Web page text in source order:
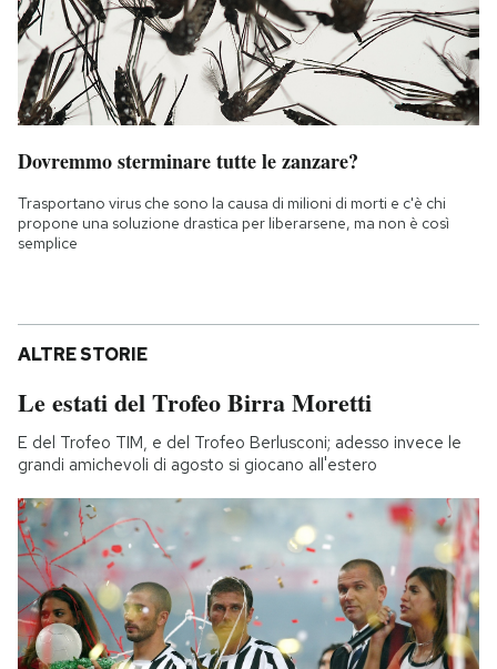
Dovremmo sterminare tutte le zanzare?
Trasportano virus che sono la causa di milioni di morti e c'è chi
propone una soluzione drastica per liberarsene, ma non è così
semplice
ALTRE STORIE
Le estati del Trofeo Birra Moretti
E del Trofeo TIM, e del Trofeo Berlusconi; adesso invece le
grandi amichevoli di agosto si giocano all'estero